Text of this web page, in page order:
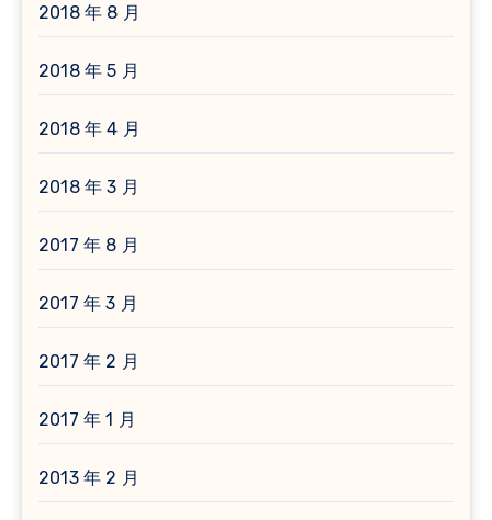
2018 年 8 月
2018 年 5 月
2018 年 4 月
2018 年 3 月
2017 年 8 月
2017 年 3 月
2017 年 2 月
2017 年 1 月
2013 年 2 月